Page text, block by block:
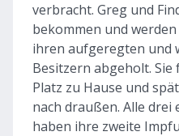
verbracht. Greg und
bekommen und
ihren aufgeregten und
Besitzern abgeholt.
Platz zu Hause und
nach draußen. Alle drei
haben ihre zweite